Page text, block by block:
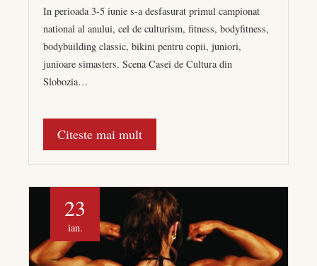
In perioada 3-5 iunie s-a desfasurat primul campionat
national al anului, cel de culturism, fitness, bodyfitness,
bodybuilding classic, bikini pentru copii, juniori,
junioare simasters. Scena Casei de Cultura din
Slobozia…
Citeste mai mult
23
ian.